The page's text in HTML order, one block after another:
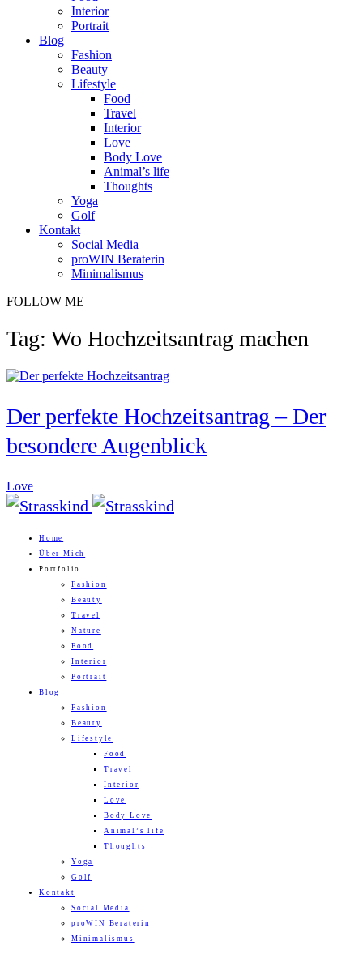
Interior
Portrait
Blog
Fashion
Beauty
Lifestyle
Food
Travel
Interior
Love
Body Love
Animal’s life
Thoughts
Yoga
Golf
Kontakt
Social Media
proWIN Beraterin
Minimalismus
FOLLOW ME
Tag: Wo Hochzeitsantrag machen
Der perfekte Hochzeitsantrag – Der
besondere Augenblick
Love
Home
Über Mich
Portfolio
Fashion
Beauty
Travel
Nature
Food
Interior
Portrait
Blog
Fashion
Beauty
Lifestyle
Food
Travel
Interior
Love
Body Love
Animal’s life
Thoughts
Yoga
Golf
Kontakt
Social Media
proWIN Beraterin
Minimalismus